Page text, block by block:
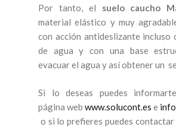
Por tanto, el suelo caucho
material elástico y muy
con acción antideslizante incluso
de agua y con una base
evacuar el agua y así obtener un
Si lo deseas puedes
página web www.solucont.es e
o si lo prefieres puedes